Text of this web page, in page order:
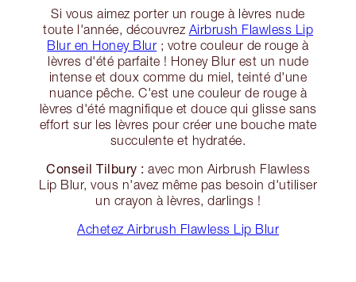
Si vous aimez porter un rouge à lèvres nude
toute l'année, découvrez Airbrush Flawless Lip
Blur en Honey Blur ; votre couleur de rouge à
lèvres d'été parfaite ! Honey Blur est un nude
intense et doux comme du miel, teinté d'une
nuance pêche. C'est une couleur de rouge à
lèvres d'été magnifique et douce qui glisse sans
effort sur les lèvres pour créer une bouche mate
succulente et hydratée.
Conseil Tilbury : avec mon Airbrush Flawless
Lip Blur, vous n'avez même pas besoin d'utiliser
un crayon à lèvres, darlings !
Achetez Airbrush Flawless Lip Blur